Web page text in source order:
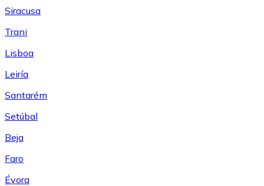
Siracusa
Trani
Lisboa
Leiría
Santarém
Setúbal
Beja
Faro
Évora